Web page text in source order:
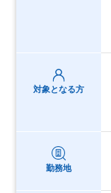
対象となる方
勤務地